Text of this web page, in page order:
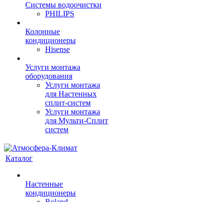
Системы водоочистки
PHILIPS
Колонные
кондиционеры
Hisense
Услуги монтажа
оборудования
Услуги монтажа
для Настенных
сплит-систем
Услуги монтажа
для Мульти-Сплит
систем
Каталог
Настенные
кондиционеры